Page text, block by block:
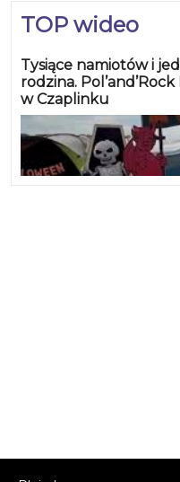
TOP wideo
Tysiące namiotów i
rodzina.
w Czaplinku